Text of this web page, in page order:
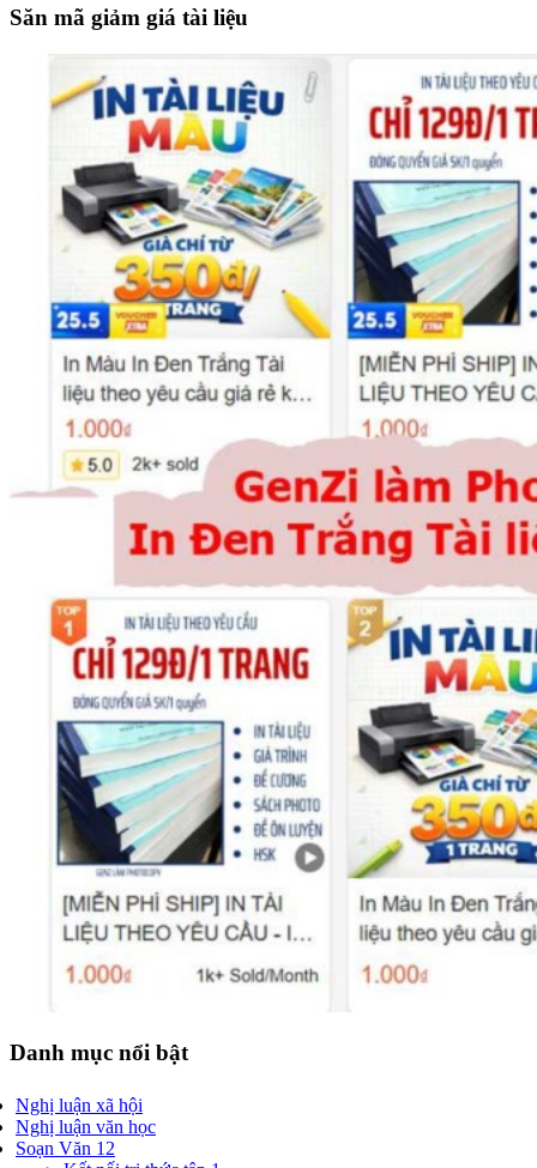
site
...
Săn mã giảm giá tài liệu
Danh mục nổi bật
Nghị luận xã hội
Nghị luận văn học
Soạn Văn 12